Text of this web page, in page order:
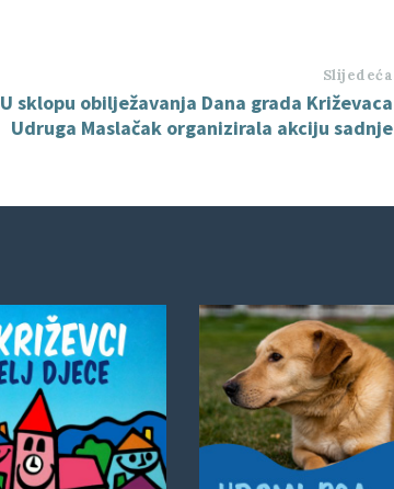
Slijedeća
U sklopu obilježavanja Dana grada Križevaca
Udruga Maslačak organizirala akciju sadnje